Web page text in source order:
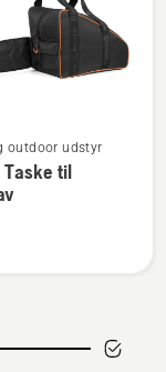
outdoor udstyr
Taske til